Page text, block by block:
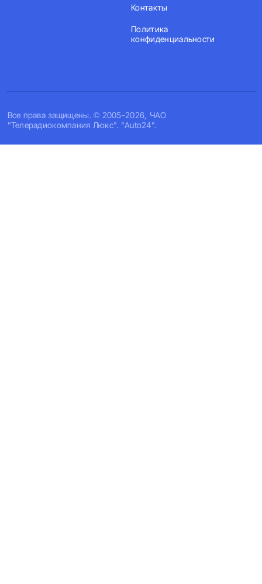
Все права защищены. © 2005-2026, ЧАО
"Телерадиокомпания Люкс". "Auto24".
Контакты
Политика
конфиденциальности